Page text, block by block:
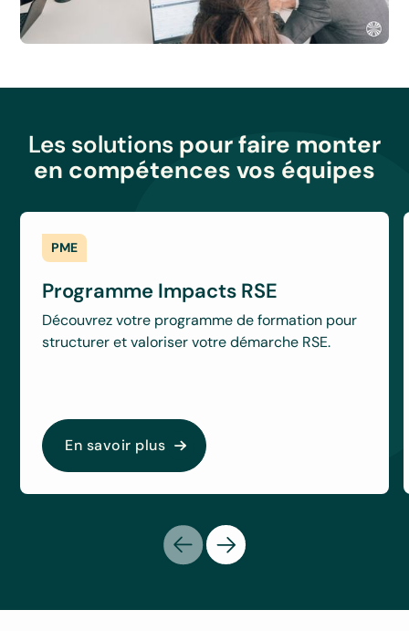
Les solutions pour faire monter
en compétences vos équipes
PME
Programme Impacts RSE
Découvrez votre programme de formation pour
structurer et valoriser votre démarche RSE.
En savoir plus